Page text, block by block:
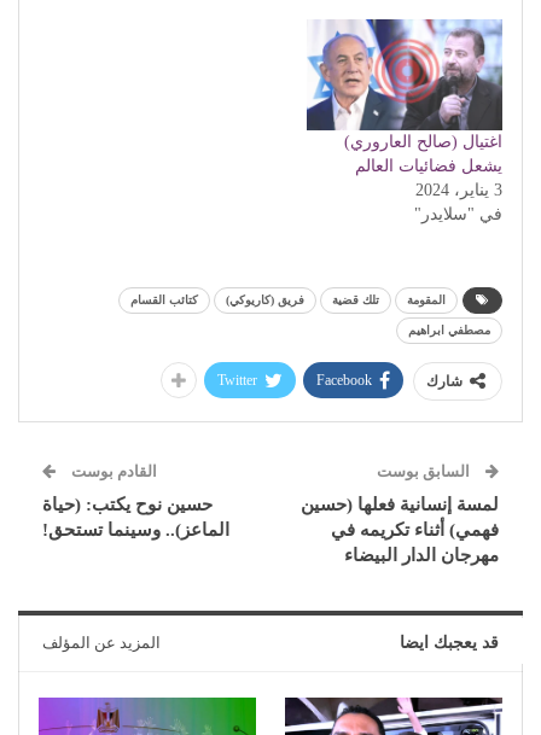
اغتيال (صالح العاروري)
يشعل فضائيات العالم
3 يناير، 2024
في "سلايدر"
المقومة تلك قضية فريق (كاريوكي) كتائب القسام
مصطفي ابراهيم
شارك Facebook
Twitter
السابق بوست
لمسة إنسانية فعلها (حسين
فهمي) أثناء تكريمه في
مهرجان الدار البيضاء
القادم بوست
حسين نوح يكتب: (حياة
الماعز).. وسينما تستحق!
قد يعجبك ايضا المزيد عن المؤلف